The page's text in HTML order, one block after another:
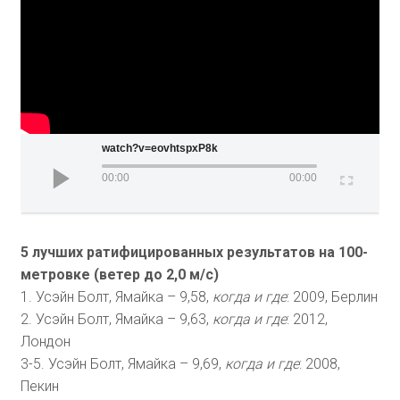
watch?v=eovhtspxP8k
00:00 00:00
5 лучших ратифицированных результатов на 100-
метровке (ветер до 2,0 м/с)
1. Усэйн Болт, Ямайка – 9,58, когда и где: 2009, Берлин
2. Усэйн Болт, Ямайка – 9,63, когда и где: 2012,
Лондон
3-5. Усэйн Болт, Ямайка – 9,69, когда и где: 2008,
Пекин